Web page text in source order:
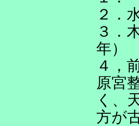
２．
３．
年）
４，
原宮
く、
方が